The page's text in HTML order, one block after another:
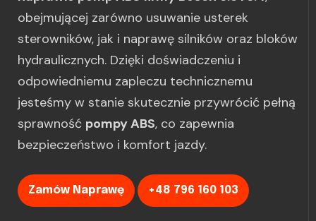
obejmującej zarówno usuwanie usterek
sterowników, jak i naprawę silników oraz bloków
hydraulicznych. Dzięki doświadczeniu i
odpowiedniemu zapleczu technicznemu
jesteśmy w stanie skutecznie przywrócić pełną
sprawność pompy ABS, co zapewnia
bezpieczeństwo i komfort jazdy.
Zamów Naprawę +48 796 160 103